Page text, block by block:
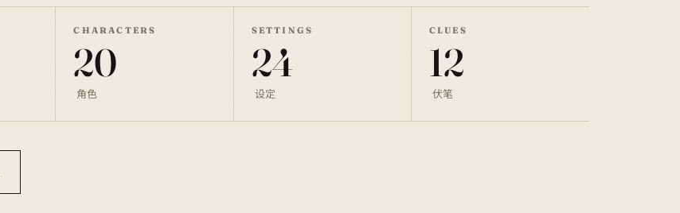
CHARACTERS
20
角色
SETTINGS
24
设定
CLUES
12
伏笔